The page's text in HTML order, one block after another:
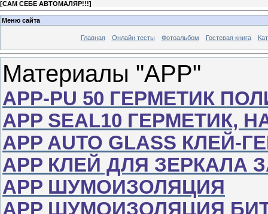
[САМ СЕБЕ АВТОМАЛЯР!!!]
Меню сайта
Главная Онлайн тесты Фотоальбом Гостевая книга
Материалы "АРР"
APP-PU 50 ГЕРМЕТИК
APP SEAL10
APP AUTO GLASS
APP КЛЕЙ ДЛЯ ЗЕРКАЛА
APP ШУМОИЗОЛЯЦИЯ
APP ШУМОИЗОЛЯЦИЯ